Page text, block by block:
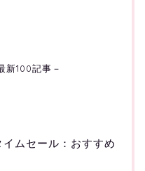
新100記事－
ムセール：おすすめ